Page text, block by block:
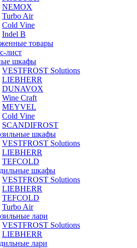
NEMOX
Turbo Air
Cold Vine
Indel B
товары
лист
шкафы
VESTFROST Solutions
LIEBHERR
DUNAVOX
Wine Craft
MEYVEL
Cold Vine
SCANDIFROST
шкафы
VESTFROST Solutions
LIEBHERR
TEFCOLD
шкафы
VESTFROST Solutions
LIEBHERR
TEFCOLD
Turbo Air
лари
VESTFROST Solutions
LIEBHERR
лари